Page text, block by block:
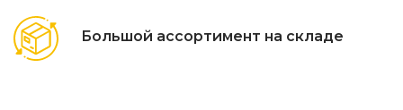
Большой ассортимент на складе